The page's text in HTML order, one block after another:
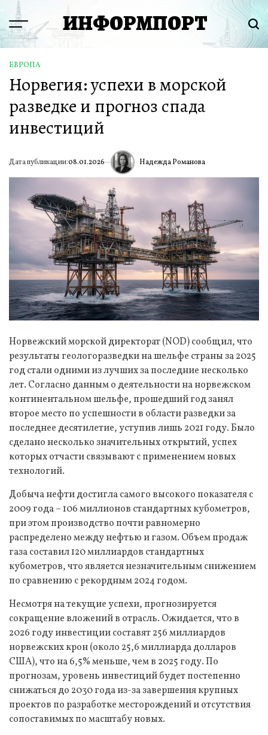
Перейти
содержимому
Menu ИНФОРМПОРТ
ОПУБЛИКОВАНО
В
ЕВРОПА
Норвегия: успехи в морской
разведке и прогноз спада
инвестиций
Дата публикации:08.01.2026 ИА Надежда Романова
Норвежский морской директорат (NOD) сообщил, что
результаты геологоразведки на шельфе страны за 2025
год стали одними из лучших за последние несколько
лет. Согласно данным о деятельности на норвежском
континентальном шельфе, прошедший год занял
второе место по успешности в области разведки за
последнее десятилетие, уступив лишь 2021 году. Было
сделано несколько значительных открытий, успех
которых отчасти связывают с применением новых
технологий.
Добыча нефти достигла самого высокого показателя с
2009 года – 106 миллионов стандартных кубометров,
при этом производство почти равномерно
распределено между нефтью и газом. Объем продаж
газа составил 120 миллиардов стандартных
кубометров, что является незначительным снижением
по сравнению с рекордным 2024 годом.
Несмотря на текущие успехи, прогнозируется
сокращение вложений в отрасль. Ожидается, что в
2026 году инвестиции составят 256 миллиардов
норвежских крон (около 25,6 миллиарда долларов
США), что на 6,5% меньше, чем в 2025 году. По
прогнозам, уровень инвестиций будет постепенно
снижаться до 2030 года из-за завершения крупных
проектов по разработке месторождений и отсутствия
сопоставимых по масштабу новых.